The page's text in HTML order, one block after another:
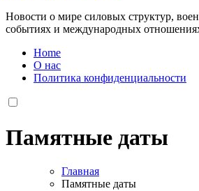
Новости о мире силовых структур,
событиях и международных
Home
О нас
Политика конфиденциальности
Памятные даты
Главная
Памятные даты